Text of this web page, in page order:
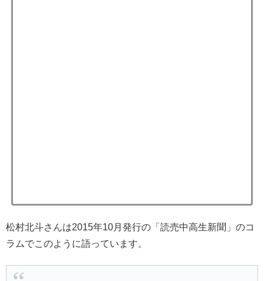
松村北斗さんは2015年10月発行の「読売中高生新聞」のコ
ラムでこのように語っています。